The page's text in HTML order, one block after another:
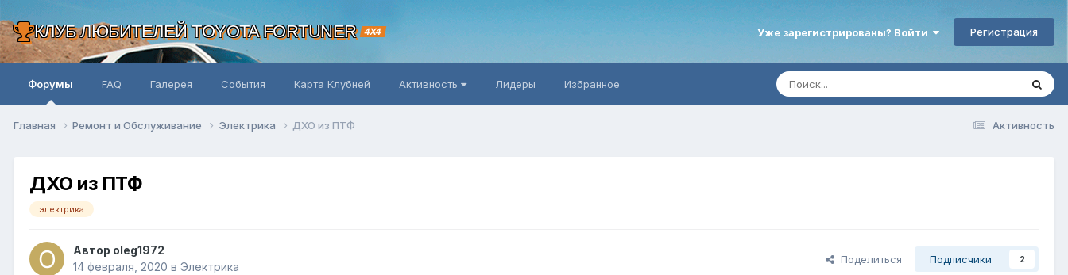
КЛУБ ЛЮБИТЕЛЕЙ TOYOTA FORTUNER 4X4 Уже зарегистрированы? Войти Регистрация
Форумы FAQ Галерея События Карта Клубней Активность Лидеры Избранное
Активность
Главная Ремонт и Обслуживание Электрика ДХО из ПТФ
ДХО из ПТФ
электрика
Автор oleg1972
14 февраля, 2020 в Электрика
Поделиться Подписчики 2